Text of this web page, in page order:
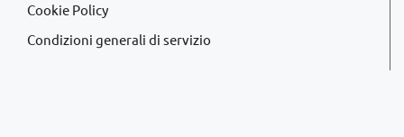
Cookie Policy
Condizioni generali di servizio